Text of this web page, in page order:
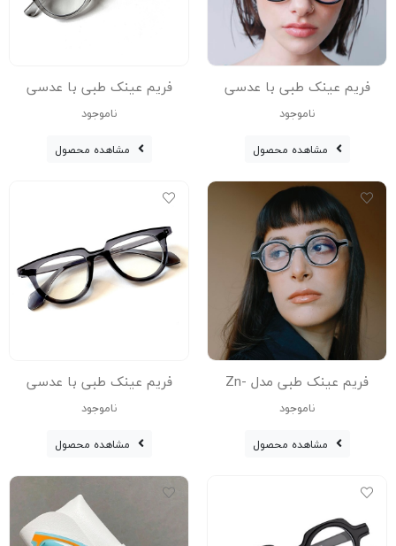
فریم عینک طبی با عدسی
ناموجود
مشاهده محصول
فریم عینک طبی با عدسی
ناموجود
مشاهده محصول
فریم عینک طبی مدل Zn-
3594-C3-Tra
ناموجود
مشاهده محصول
فریم عینک طبی با عدسی
بلوکات مدل Zn-3681-Gryناموجود
مشاهده محصول